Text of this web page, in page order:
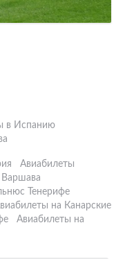
в Испанию
Авиабилеты
Тенерифе
на Канарские
Авиабилеты на